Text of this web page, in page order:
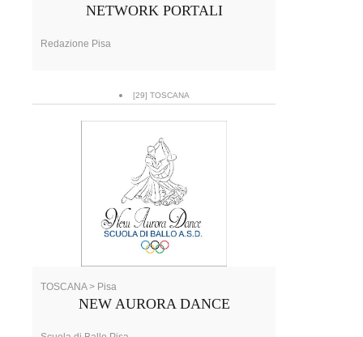
NETWORK PORTALI
Redazione Pisa
[29] TOSCANA
TOSCANA > Pisa
NEW AURORA DANCE